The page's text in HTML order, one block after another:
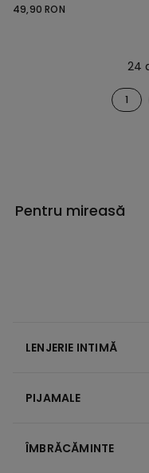
49,90 RON
24
1
Pentru mireasă
LENJERIE INTIMĂ
PIJAMALE
ÎMBRĂCĂMINTE